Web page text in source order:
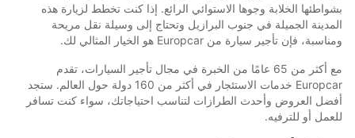
بشواطئها الخلابة وجوها الاستوائي الرائع. إذا كنت تخطط لزيارة هذه
المدينة الجميلة في جنوب البرازيل وتحتاج إلى وسيلة نقل مريحة
ومناسبة، فإن تأجير سيارة من Europcar هو الخيار المثالي لك.
مع أكثر من 65 عامًا من الخبرة في مجال تأجير السيارات، تقدم
Europcar خدمات الاستئجار في أكثر من 160 دولة حول العالم. ستجد
أفضل العروض وأحدث الطرازات لتناسب احتياجاتك، سواء كنت تسافر
للعمل أو للترفيه.